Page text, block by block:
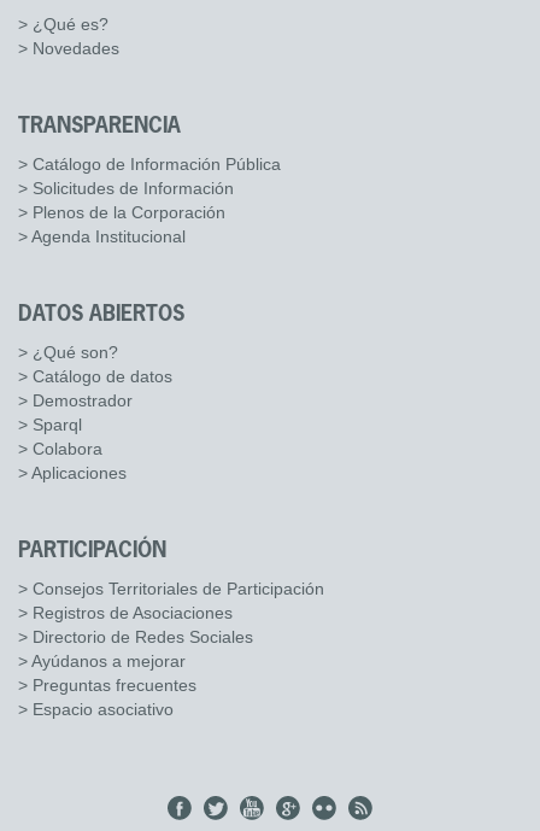
> ¿Qué es?
> Novedades
TRANSPARENCIA
> Catálogo de Información Pública
> Solicitudes de Información
> Plenos de la Corporación
> Agenda Institucional
DATOS ABIERTOS
> ¿Qué son?
> Catálogo de datos
> Demostrador
> Sparql
> Colabora
> Aplicaciones
PARTICIPACIÓN
> Consejos Territoriales de Participación
> Registros de Asociaciones
> Directorio de Redes Sociales
> Ayúdanos a mejorar
> Preguntas frecuentes
> Espacio asociativo